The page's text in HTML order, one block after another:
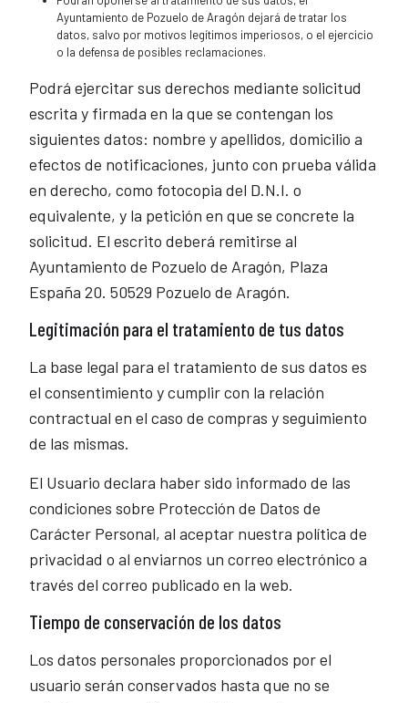
Ayuntamiento de Pozuelo de Aragón dejará de tratar los
datos, salvo por motivos legítimos imperiosos, o el ejercicio
o la defensa de posibles reclamaciones.
Podrá ejercitar sus derechos mediante solicitud
escrita y firmada en la que se contengan los
siguientes datos: nombre y apellidos, domicilio a
efectos de notificaciones, junto con prueba válida
en derecho, como fotocopia del D.N.I. o
equivalente, y la petición en que se concrete la
solicitud. El escrito deberá remitirse al
Ayuntamiento de Pozuelo de Aragón, Plaza
España 20. 50529 Pozuelo de Aragón.
Legitimación para el tratamiento de tus datos
La base legal para el tratamiento de sus datos es
el consentimiento y cumplir con la relación
contractual en el caso de compras y seguimiento
de las mismas.
El Usuario declara haber sido informado de las
condiciones sobre Protección de Datos de
Carácter Personal, al aceptar nuestra política de
privacidad o al enviarnos un correo electrónico a
través del correo publicado en la web.
Tiempo de conservación de los datos
Los datos personales proporcionados por el
usuario serán conservados hasta que no se